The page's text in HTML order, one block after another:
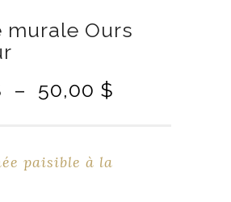
Ours
– 50,00 $
paisible à la